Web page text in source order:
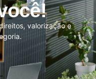
valorização e